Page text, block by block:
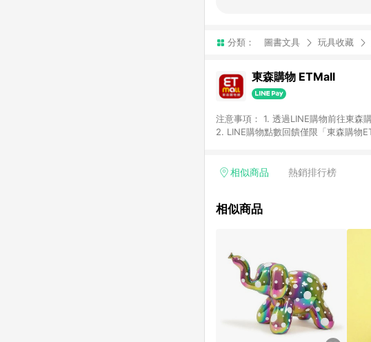
分類： 圖書文具 玩具收藏
東森購物 ETMall
注意事項： 1. 透過LINE購物前往東森
2. LINE購物點數回饋僅限「東森購物
「草莓網」全館商品。 4. 如取消訂單
面顯示為準。 7. LINE購物設有「單一
品資料更新會有時間差，如顯示之商
準。 9. 若有贈點爭議，請務必於訂單
贈點回饋。 10. 部分點數紅包僅限指
紅包頁面規則為準。
相似商品 熱銷排行榜
相似商品